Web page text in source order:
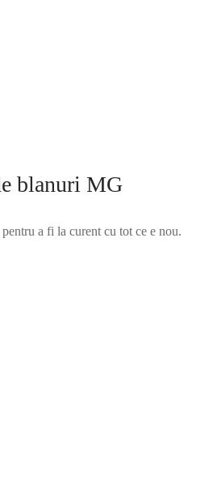
blanuri MG
a fi la curent cu tot ce e nou.